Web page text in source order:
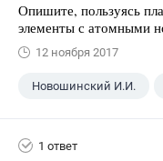
Опишите, пользуясь
элементы с атомными
12 ноября 2017
Новошинский И.И.
1 ответ